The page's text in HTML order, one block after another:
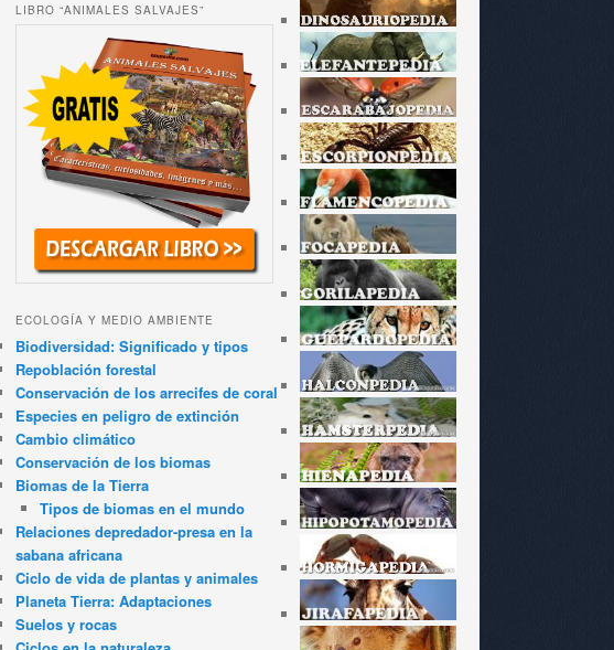
LIBRO “ANIMALES SALVAJES”
ECOLOGÍA Y MEDIO AMBIENTE
Biodiversidad: Significado y tipos
Repoblación forestal
Conservación de los arrecifes de coral
Especies en peligro de extinción
Cambio climático
Conservación de los biomas
Biomas de la Tierra
Tipos de biomas en el mundo
Relaciones depredador-presa en la
sabana africana
Ciclo de vida de plantas y animales
Planeta Tierra: Adaptaciones
Suelos y rocas